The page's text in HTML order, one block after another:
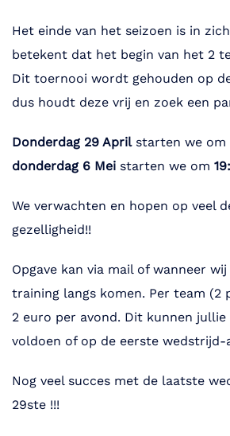
Het einde van het seizoen is in
betekent dat het begin van het 2
Dit toernooi wordt gehouden op
dus houdt deze vrij en zoek een
Donderdag 29 Aprilstarten we om
donderdag 6 Mei starten we om
We verwachten en hopen op veel
gezelligheid!!
Opgave kan via mail of wanneer
training langs komen. Per team (2
2 euro per avond. Dit kunnen jullie
voldoen of op de eerste wedstrijd-
Nog veel succes met de laatste
29ste !!!